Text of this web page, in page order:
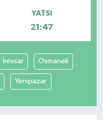
YATSI
21:47
İnhisar Osmaneli
Yenipazar